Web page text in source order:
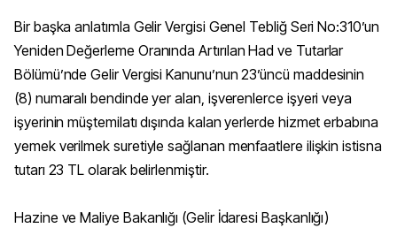
Bir başka anlatımla Gelir Vergisi Genel Tebliğ Seri No:310’un
Yeniden Değerleme Oranında Artırılan Had ve Tutarlar
Bölümü’nde Gelir Vergisi Kanunu’nun 23’üncü maddesinin
(8) numaralı bendinde yer alan, işverenlerce işyeri veya
işyerinin müştemilatı dışında kalan yerlerde hizmet erbabına
yemek verilmek suretiyle sağlanan menfaatlere ilişkin istisna
tutarı 23 TL olarak belirlenmiştir.
Hazine ve Maliye Bakanlığı (Gelir İdaresi Başkanlığı)